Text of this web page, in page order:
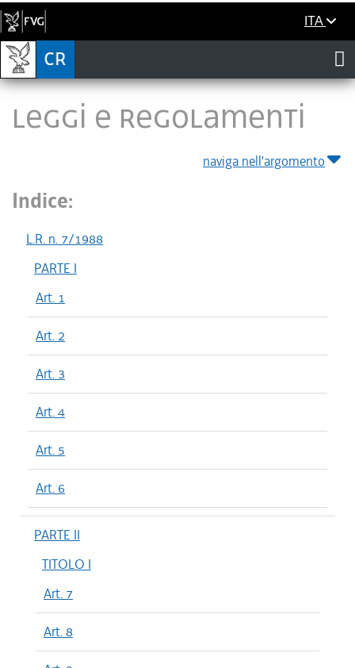
ITA
LEGGI E REGOLAMENTI
naviga nell'argomento
Indice:
L.R. n. 7/1988
PARTE I
Art. 1
Art. 2
Art. 3
Art. 4
Art. 5
Art. 6
PARTE II
TITOLO I
Art. 7
Art. 8